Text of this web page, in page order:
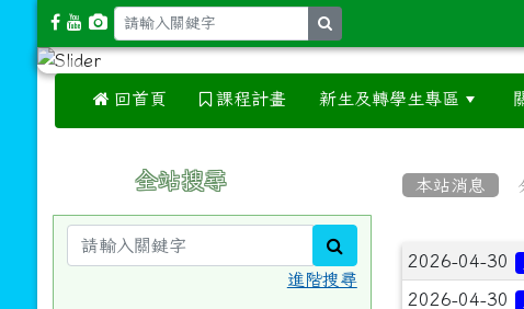
 回首頁 課程計畫 新生及轉學生專區
本站消息
文章列
2026-04-30
2026-04-30
全站搜尋
進階搜尋